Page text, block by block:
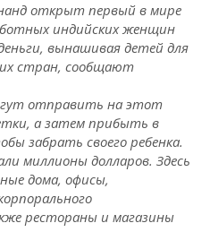
открыт первый в мире
индийских женщин
вынашивая детей для
стран, сообщают
отправить на этот
а затем прибыть в
забрать своего ребенка.
миллионы долларов. Здесь
дома, офисы,
рестораны и магазины